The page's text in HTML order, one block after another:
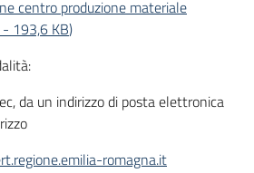
centro produzione materiale
- 193,6 KB)
da un indirizzo di posta elettronica
romagna.it